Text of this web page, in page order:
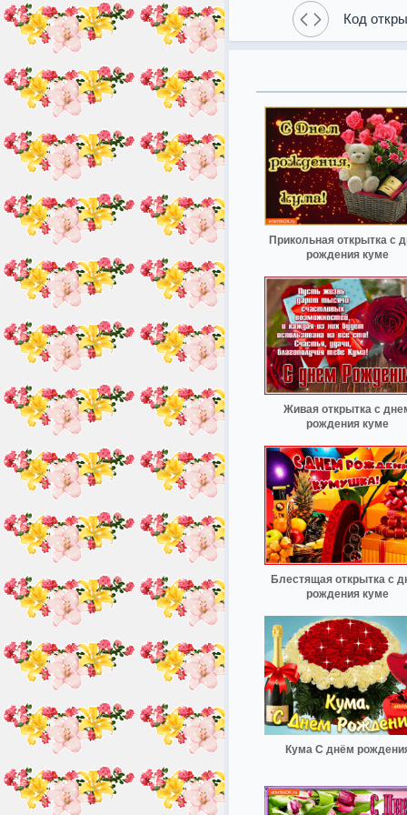
Код
Прикольная открытка с
рождения куме
Живая открытка с
рождения куме
Блестящая открытка с
рождения куме
Кума С днём